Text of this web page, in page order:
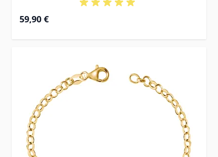
59,90 €